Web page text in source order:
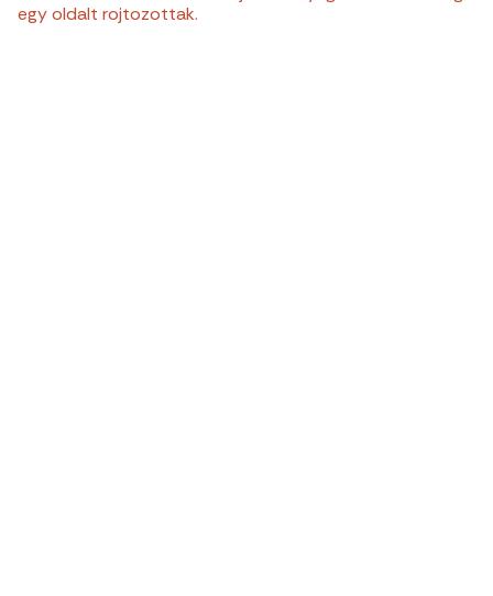
egy oldalt rojtozottak.